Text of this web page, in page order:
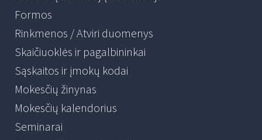
Formos
Rinkmenos / Atviri duomenys
Skaičiuoklės ir pagalbininkai
Sąskaitos ir įmokų kodai
Mokesčių žinynas
Mokesčių kalendorius
Seminarai